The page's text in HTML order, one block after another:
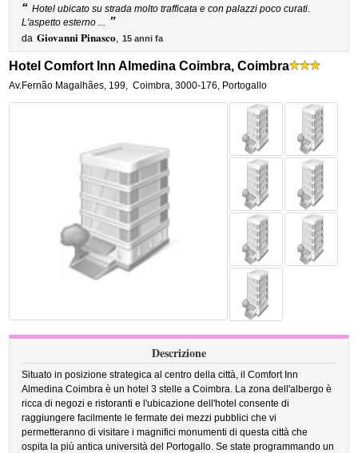
“ Hotel ubicato su strada molto trafficata e con palazzi poco curati.
L'aspetto esterno ... ”
da Giovanni Pinasco, 15 anni fa
Hotel Comfort Inn Almedina Coimbra, Coimbra
Av.Fernão Magalhães, 199, Coimbra,3000-176, Portogallo
Descrizione
Situato in posizione strategica al centro della città, il Comfort Inn
Almedina Coimbra è un hotel 3 stelle a Coimbra. La zona dell'albergo è
ricca di negozi e ristoranti e l'ubicazione dell'hotel consente di
raggiungere facilmente le fermate dei mezzi pubblici che vi
permetteranno di visitare i magnifici monumenti di questa città che
ospita la più antica università del Portogallo. Se state programmando un